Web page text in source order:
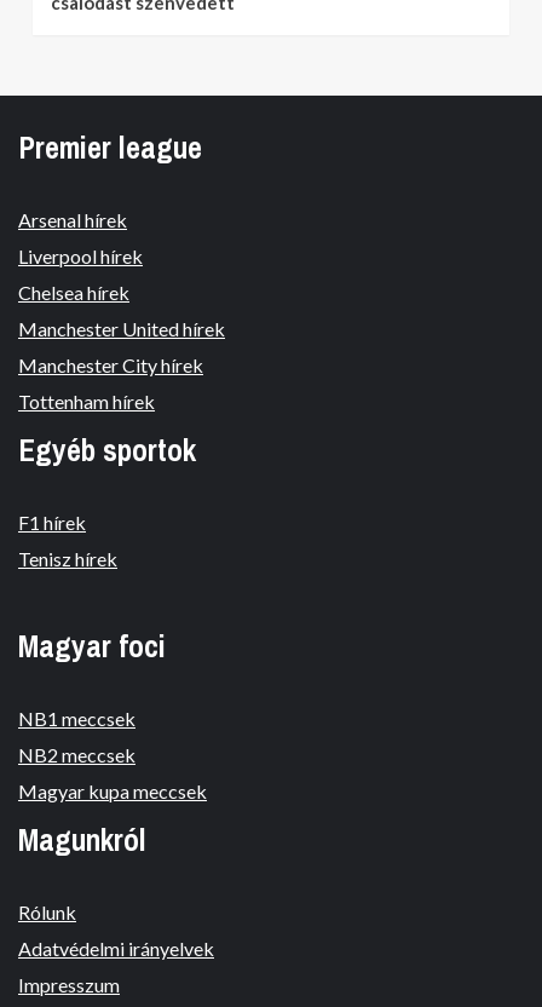
Premier league
Arsenal hírek
Liverpool hírek
Chelsea hírek
Manchester United hírek
Manchester City hírek
Tottenham hírek
Egyéb sportok
F1 hírek
Tenisz hírek
Magyar foci
NB1 meccsek
NB2 meccsek
Magyar kupa meccsek
Magunkról
Rólunk
Adatvédelmi irányelvek
Impresszum